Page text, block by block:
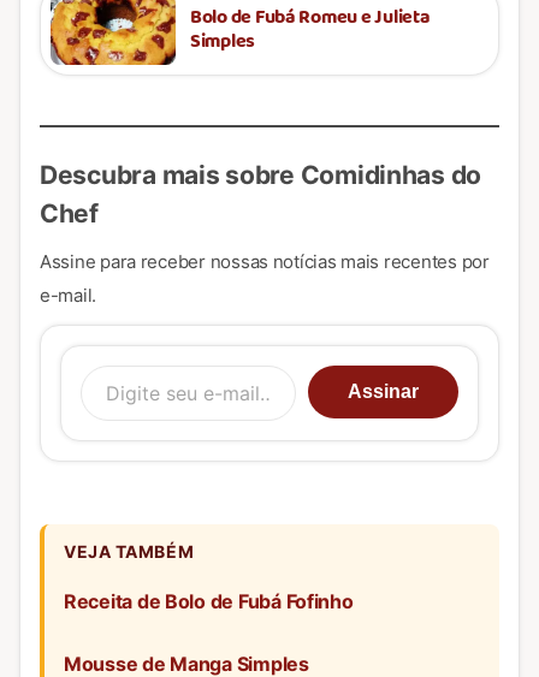
Bolo de Fubá Romeu e Julieta
Simples
Descubra mais sobre Comidinhas do
Chef
Assine para receber nossas notícias mais recentes por
e-mail.
Digite seu e-mail…
Assinar
VEJA TAMBÉM
Receita de Bolo de Fubá Fofinho
Mousse de Manga Simples